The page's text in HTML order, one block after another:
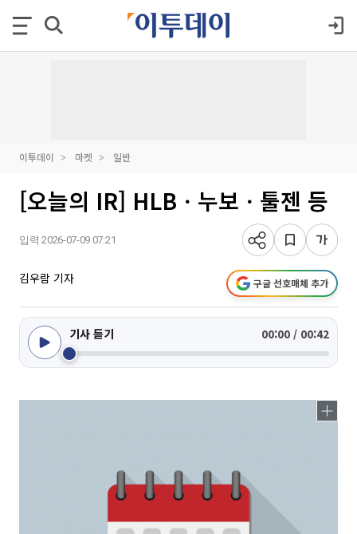
이투데이 마켓 일반
[오늘의 IR] HLBㆍ누보ㆍ툴젠 등
입력 2026-07-09 07:21
김우람 기자 구글 선호매체 추가
기사 듣기 00:00 / 00:42